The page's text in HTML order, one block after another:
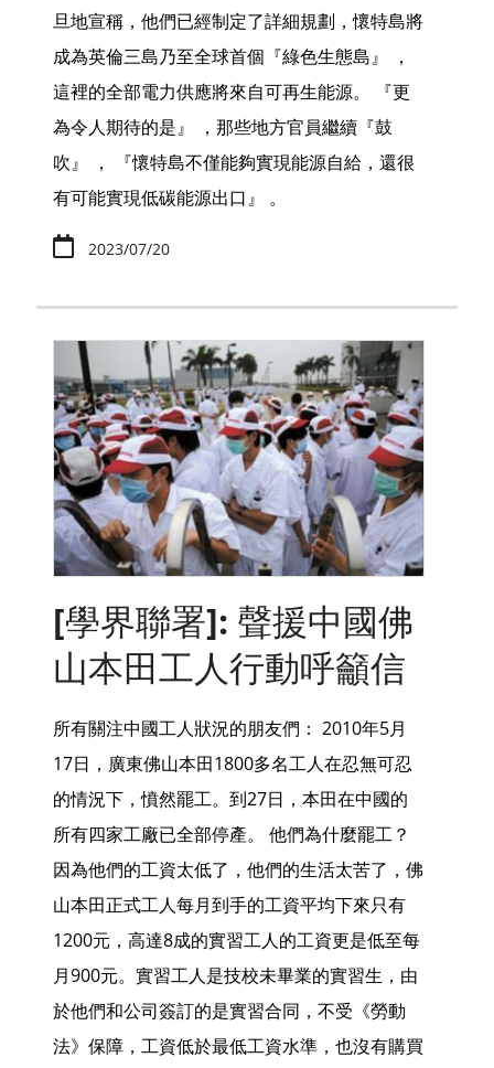
旦地宣稱，他們已經制定了詳細規劃，懷特島將
成為英倫三島乃至全球首個『綠色生態島』 ，
這裡的全部電力供應將來自可再生能源。 『更
為令人期待的是』 ，那些地方官員繼續『鼓
吹』 ， 『懷特島不僅能夠實現能源自給，還很
有可能實現低碳能源出口』 。
2023/07/20
[學界聯署]: 聲援中國佛
山本田工人行動呼籲信
所有關注中國工人狀況的朋友們： 2010年5月
17日，廣東佛山本田1800多名工人在忍無可忍
的情況下，憤然罷工。到27日，本田在中國的
所有四家工廠已全部停產。 他們為什麼罷工？
因為他們的工資太低了，他們的生活太苦了，佛
山本田正式工人每月到手的工資平均下來只有
1200元，高達8成的實習工人的工資更是低至每
月900元。實習工人是技校未畢業的實習生，由
於他們和公司簽訂的是實習合同，不受《勞動
法》保障，工資低於最低工資水準，也沒有購買